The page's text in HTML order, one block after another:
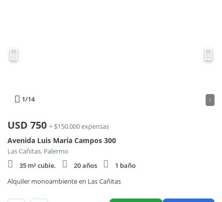
1/14 1
USD 750 + $150.000 expensas
Avenida Luis María Campos 300
Las Cañitas, Palermo
35 m² cubie.
20 años
1 baño
Alquiler monoambiente en Las Cañitas